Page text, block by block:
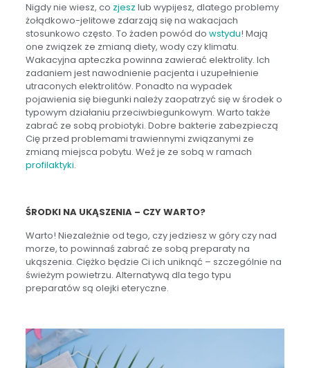
Nigdy nie wiesz, co zjesz lub wypijesz, dlatego problemy
żołądkowo-jelitowe zdarzają się na wakacjach
stosunkowo często. To żaden powód do wstydu! Mają
one związek ze zmianą diety, wody czy klimatu.
Wakacyjna apteczka powinna zawierać elektrolity. Ich
zadaniem jest nawodnienie pacjenta i uzupełnienie
utraconych elektrolitów. Ponadto na wypadek
pojawienia się biegunki należy zaopatrzyć się w środek o
typowym działaniu przeciwbiegunkowym. Warto także
zabrać ze sobą probiotyki. Dobre bakterie zabezpieczą
Cię przed problemami trawiennymi związanymi ze
zmianą miejsca pobytu. Weź je ze sobą w ramach
profilaktyki.
ŚRODKI NA UKĄSZENIA – CZY WARTO?
Warto! Niezależnie od tego, czy jedziesz w góry czy nad
morze, to powinnaś zabrać ze sobą preparaty na
ukąszenia. Ciężko będzie Ci ich uniknąć – szczególnie na
świeżym powietrzu. Alternatywą dla tego typu
preparatów są olejki eteryczne.